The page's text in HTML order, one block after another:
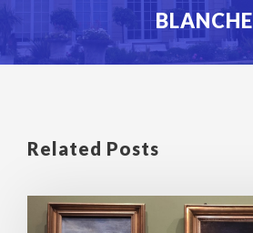
BLANCHE
Related Posts